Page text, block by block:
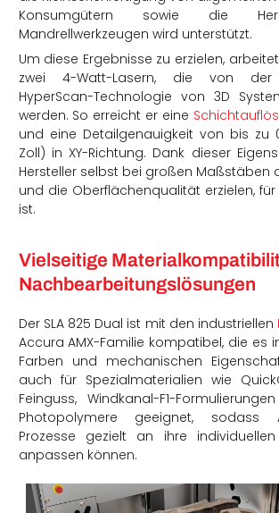
Konsumgütern sowie die
Mandrellwerkzeugen wird unterstützt.
Um diese Ergebnisse zu erzielen,
zwei 4-Watt-Lasern, die von der
HyperScan-Technologie von 3D
werden. So erreicht er eine
und eine Detailgenauigkeit von bis zu
Zoll) in XY-Richtung. Dank dieser
Hersteller selbst bei großen Maßstäben
und die Oberflächenqualität erzielen, für
ist.
Vielseitige
Nachbearbeitungslösungen
Der SLA 825 Dual ist mit den industriellen
Accura AMX-Familie kompatibel, die es
Farben und mechanischen
auch für Spezialmaterialien wie
Feinguss, Windkanal-F1-
Photopolymere geeignet, sodass
Prozesse gezielt an ihre individuellen
anpassen können.